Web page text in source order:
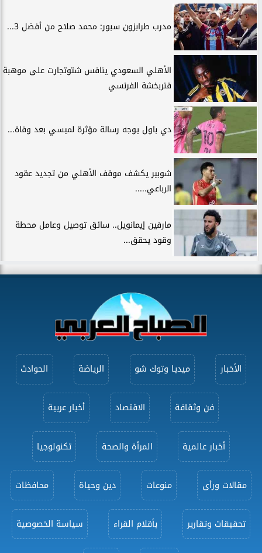
مدرب طرابزون سبور: محمد صلاح من أفضل 3...
الأهلي السعودي ينافس شتوتجارت على موهبة
فنربخشة الفرنسي
دي باول يوجه رسالة مؤثرة لميسي بعد وفاة...
شوبير يكشف موقف الأهلي من تجديد عقود
الرباعي.....
مارفين إيمانويل.. سائق توصيل وعامل محطة
وقود يحقق...
الأخبار ميديا وتوك شو الرياضة الحوادث
فن وثقافة الاقتصاد أخبار عربية
أخبار عالمية المرأة والصحة تكنولوجيا
مقالات ورأى منوعات دين وحياة محافظات
تحقيقات وتقارير بأقلام القراء سياسة الخصوصية